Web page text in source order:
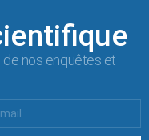
nos enquêtes et